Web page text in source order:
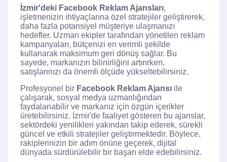
İzmir'deki Facebook Reklam Ajansları,
işletmenizin ihtiyaçlarına özel stratejiler geliştirerek,
daha fazla potansiyel müşteriye ulaşmanızı
hedefler. Uzman ekipler tarafından yönetilen reklam
kampanyaları, bütçenizi en verimli şekilde
kullanarak maksimum geri dönüş sağlar. Bu
sayede, markanızın bilinirliğini artırırken,
satışlarınızı da önemli ölçüde yükseltebilirsiniz.
Profesyonel bir Facebook Reklam Ajansı ile
çalışarak, sosyal medya uzmanlığından
faydalanabilir ve markanız için özgün içerikler
üretebilirsiniz. İzmir'de faaliyet gösteren bu ajanslar,
sektördeki yenilikleri yakından takip ederek, sürekli
güncel ve etkili stratejiler geliştirmektedir. Böylece,
rakiplerinizin bir adım önüne geçerek, dijital
dünyada sürdürülebilir bir başarı elde edebilirsiniz.